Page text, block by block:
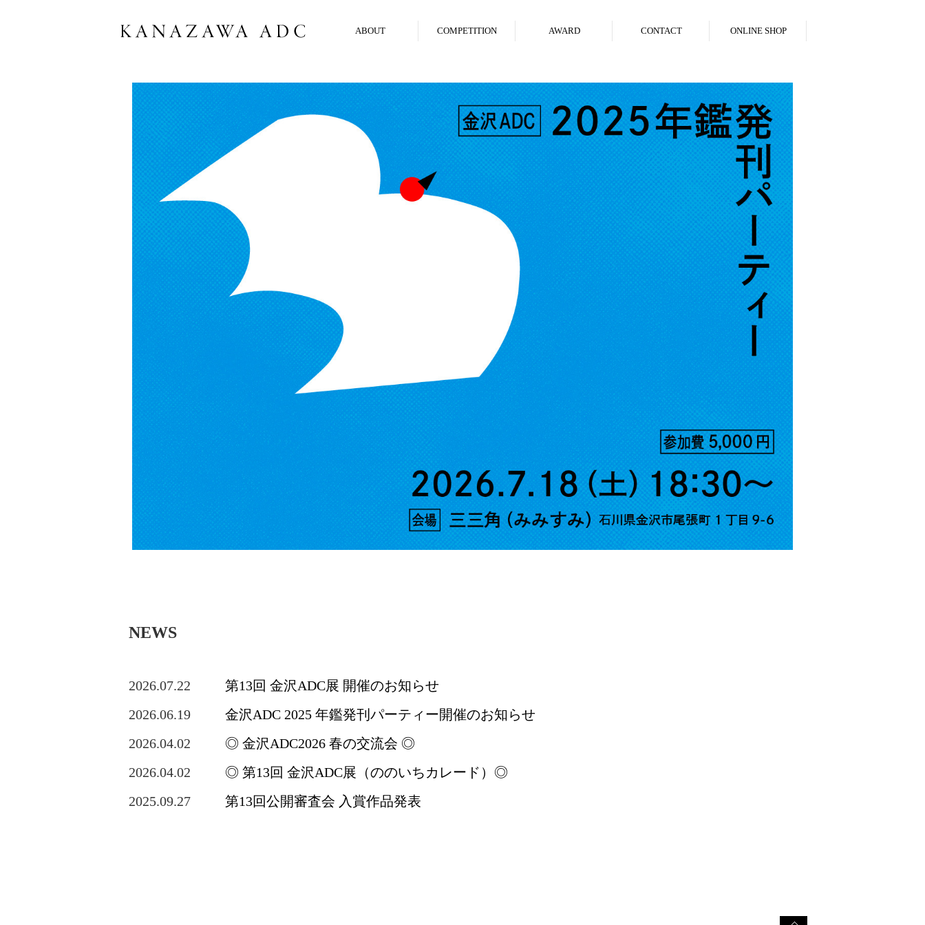
ABOUT COMPETITION AWARD CONTACT ONLINE SHOP
NEWS
2026.07.22
第13回 金沢ADC展 開催のお知らせ
2026.06.19
金沢ADC 2025 年鑑発刊パーティー開催のお知らせ
2026.04.02
◎ 金沢ADC2026 春の交流会 ◎
2026.04.02
◎ 第13回 金沢ADC展（ののいちカレード）◎
2025.09.27
第13回公開審査会 入賞作品発表